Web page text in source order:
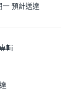
一 預計送達
輯